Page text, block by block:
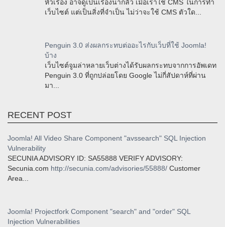
หัวเรื่อง อาจดูเป็นเรื่องน่ากลัว เมื่อเราใช้ CMS ในการทำ
เว็บไซต์ แต่เป็นสิ่งที่จำเป็น ไม่ว่าจะใช้ CMS ตัวใด...
Penguin 3.0 ส่งผลกระทบต่ออะไรกับเว็บที่ใช้ Joomla!
บ้าง
เว็บไซต์จูมล่าหลายเว็บต่างได้รับผลกระทบจากการอัพเดท
Penguin 3.0 ที่ถูกปล่อยโดย Google ไม่กี่สัปดาห์ที่ผ่าน
มา...
RECENT POST
Joomla! All Video Share Component "avssearch" SQL Injection
Vulnerability
SECUNIA ADVISORY ID: SA55888 VERIFY ADVISORY:
Secunia.com http://secunia.com/advisories/55888/ Customer
Area...
Joomla! Projectfork Component "search" and "order" SQL
Injection Vulnerabilities